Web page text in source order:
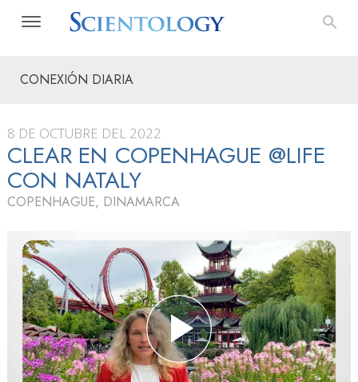
CONEXIÓN DIARIA
8 DE OCTUBRE DEL 2022
CLEAR EN COPENHAGUE @LIFE
CON NATALY
COPENHAGUE, DINAMARCA